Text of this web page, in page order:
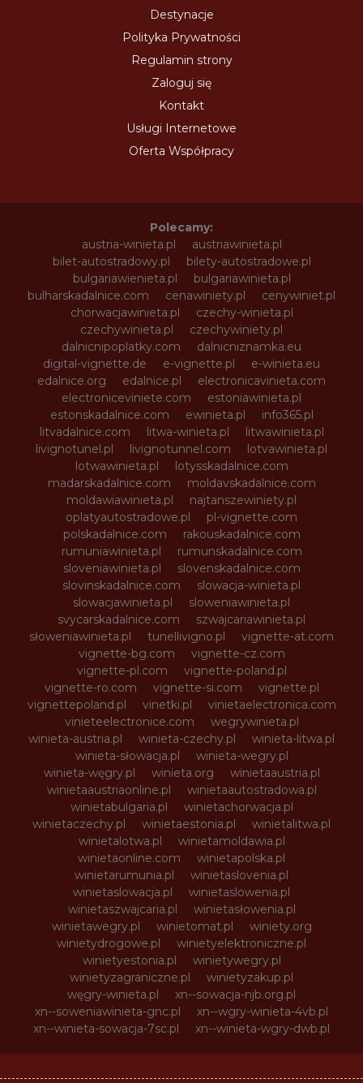
Destynacje
Polityka Prywatności
Regulamin strony
Zaloguj się
Kontakt
Usługi Internetowe
Oferta Współpracy
Polecamy:
austria-winieta.pl
austriawinieta.pl
bilet-autostradowy.pl
bilety-autostradowe.pl
bulgariawienieta.pl
bulgariawinieta.pl
bulharskadalnice.com
cenawiniety.pl
cenywiniet.pl
chorwacjawinieta.pl
czechy-winieta.pl
czechywinieta.pl
czechywiniety.pl
dalnicnipoplatky.com
dalnicniznamka.eu
digital-vignette.de
e-vignette.pl
e-winieta.eu
edalnice.org
edalnice.pl
electronicavinieta.com
electroniceviniete.com
estoniawinieta.pl
estonskadalnice.com
ewinieta.pl
info365.pl
litvadalnice.com
litwa-winieta.pl
litwawinieta.pl
livignotunel.pl
livignotunnel.com
lotvawinieta.pl
lotwawinieta.pl
lotysskadalnice.com
madarskadalnice.com
moldavskadalnice.com
moldawiawinieta.pl
najtanszewiniety.pl
oplatyautostradowe.pl
pl-vignette.com
polskadalnice.com
rakouskadalnice.com
rumuniawinieta.pl
rumunskadalnice.com
sloveniawinieta.pl
slovenskadalnice.com
slovinskadalnice.com
slowacja-winieta.pl
slowacjawinieta.pl
sloweniawinieta.pl
svycarskadalnice.com
szwajcariawinieta.pl
słoweniawinieta.pl
tunellivigno.pl
vignette-at.com
vignette-bg.com
vignette-cz.com
vignette-pl.com
vignette-poland.pl
vignette-ro.com
vignette-si.com
vignette.pl
vignettepoland.pl
vinetki.pl
vinietaelectronica.com
vinieteelectronice.com
wegrywinieta.pl
winieta-austria.pl
winieta-czechy.pl
winieta-litwa.pl
winieta-słowacja.pl
winieta-wegry.pl
winieta-węgry.pl
winieta.org
winietaaustria.pl
winietaaustriaonline.pl
winietaautostradowa.pl
winietabulgaria.pl
winietachorwacja.pl
winietaczechy.pl
winietaestonia.pl
winietalitwa.pl
winietalotwa.pl
winietamoldawia.pl
winietaonline.com
winietapolska.pl
winietarumunia.pl
winietaslovenia.pl
winietaslowacja.pl
winietaslowenia.pl
winietaszwajcaria.pl
winietasłowenia.pl
winietawegry.pl
winietomat.pl
winiety.org
winietydrogowe.pl
winietyelektroniczne.pl
winietyestonia.pl
winietywegry.pl
winietyzagraniczne.pl
winietyzakup.pl
węgry-winieta.pl
xn--sowacja-njb.org.pl
xn--soweniawinieta-gnc.pl
xn--wgry-winieta-4vb.pl
xn--winieta-sowacja-7sc.pl
xn--winieta-wgry-dwb.pl